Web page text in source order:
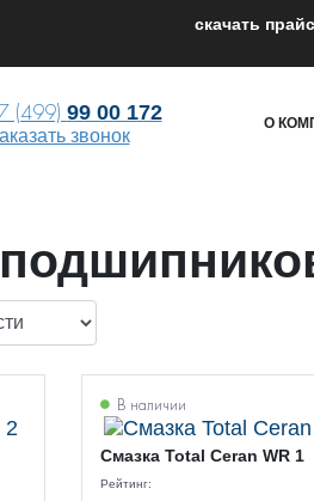
cкачать прайс
(499) 99 00 172
звонок
О
В наличии
Смазка Total Ceran WR 1
Рейтинг: